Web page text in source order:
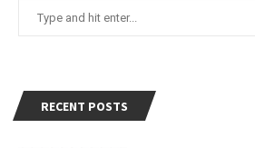
RECENT POSTS